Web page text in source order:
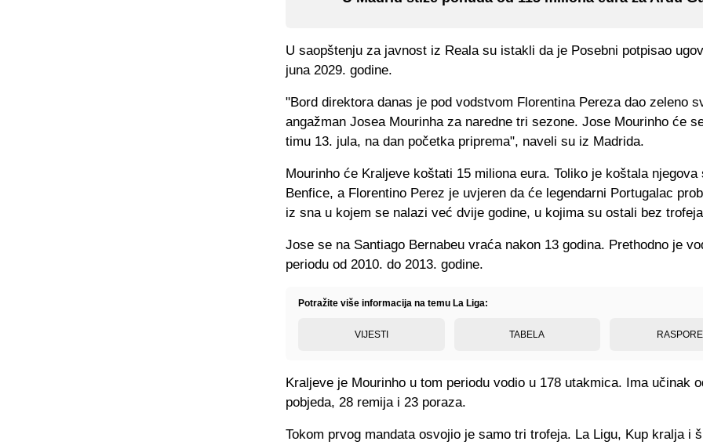
U saopštenju za javnost iz Reala su istakli da je Posebni potpisao
juna 2029. godine.
"Bord direktora danas je pod vodstvom Florentina Pereza dao zeleno
angažman Josea Mourinha za naredne tri sezone. Jose Mourinho će
timu 13. jula, na dan početka priprema", naveli su iz Madrida.
Mourinho će Kraljeve koštati 15 miliona eura. Toliko je koštala njegova
Benfice, a Florentino Perez je uvjeren da će legendarni Portugalac
iz sna u kojem se nalazi već dvije godine, u kojima su ostali bez
Jose se na Santiago Bernabeu vraća nakon 13 godina. Prethodno je
periodu od 2010. do 2013. godine.
Potražite više informacija na temu La Liga:
VIJESTI TABELA
Kraljeve je Mourinho u tom periodu vodio u 178 utakmica. Ima učinak
pobjeda, 28 remija i 23 poraza.
Tokom prvog mandata osvojio je samo tri trofeja. La Ligu, Kup kralja i